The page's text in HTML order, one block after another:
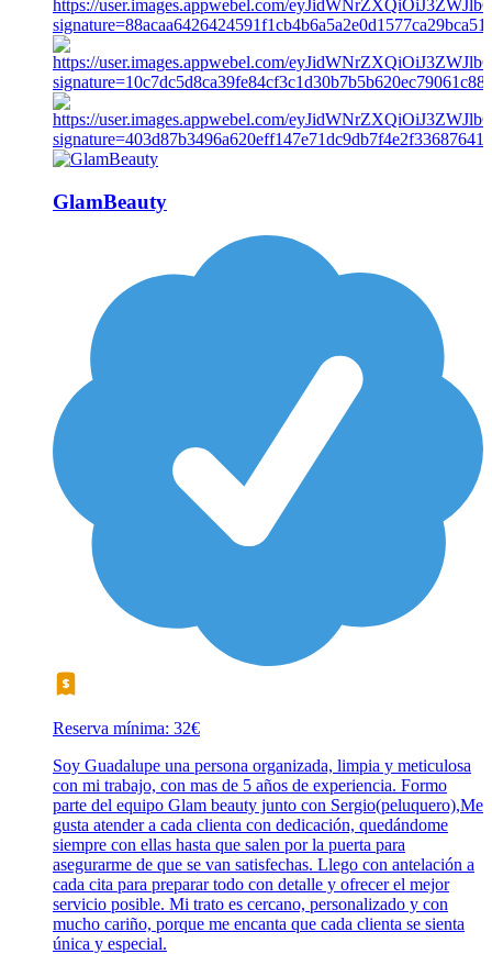
GlamBeauty
Reserva mínima: 32€
Soy Guadalupe una persona organizada, limpia y meticulosa
con mi trabajo, con mas de 5 años de experiencia. Formo
parte del equipo Glam beauty junto con Sergio(peluquero),Me
gusta atender a cada clienta con dedicación, quedándome
siempre con ellas hasta que salen por la puerta para
asegurarme de que se van satisfechas. Llego con antelación a
cada cita para preparar todo con detalle y ofrecer el mejor
servicio posible. Mi trato es cercano, personalizado y con
mucho cariño, porque me encanta que cada clienta se sienta
única y especial.